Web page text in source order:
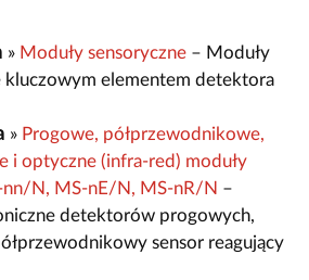
» Moduły sensoryczne – Moduły
kluczowym elementem detektora
» Progowe, półprzewodnikowe,
i optyczne (infra-red) moduły
nn/N, MS-nE/N, MS-nR/N –
detektorów progowych,
sensor reagujący